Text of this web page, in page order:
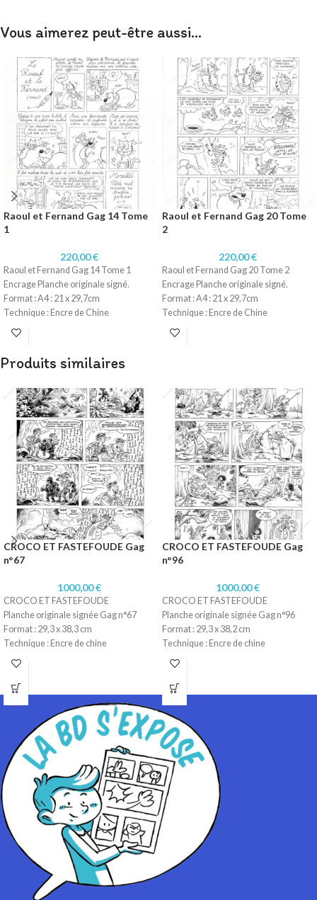
Vous aimerez peut-être aussi…
Raoul et Fernand Gag 14 Tome
1
220,00€
Raoul et Fernand Gag 14 Tome 1
Encrage Planche originale signé.
Format : A4 : 21 x 29,7cm
Technique : Encre de Chine
Papier : Canson 165 gr
Raoul et Fernand Gag 20 Tome
2
220,00€
Raoul et Fernand Gag 20 Tome 2
Encrage Planche originale signé.
Format : A4 : 21 x 29,7cm
Technique : Encre de Chine
Papier : Canson 165 gr
Produits similaires
CROCO ET FASTEFOUDE Gag
n°67
1000,00€
CROCO ET FASTEFOUDE
Planche originale signée Gag n°67
Format : 29,3 x 38,3 cm
Technique : Encre de chine
Papier : Lavis technique Canson
CROCO ET FASTEFOUDE Gag
n°96
1000,00€
CROCO ET FASTEFOUDE
Planche originale signée Gag n°96
Format : 29,3 x 38,2 cm
Technique : Encre de chine
Papier : Lavis technique Canson